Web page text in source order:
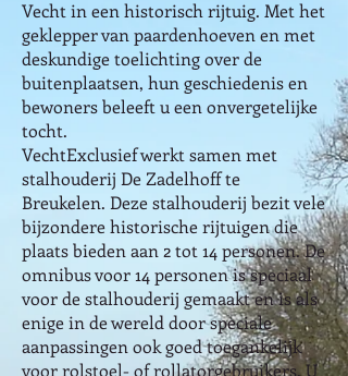
Vecht in een historisch rijtuig. Met het
geklepper van paardenhoeven en met
deskundige toelichting over de
buitenplaatsen, hun geschiedenis en
bewoners beleeft u een onvergetelijke
tocht.
VechtExclusief werkt samen met
stalhouderij De Zadelhoff te
Breukelen. Deze stalhouderij bezit vele
bijzondere historische rijtuigen die
plaats bieden aan 2 tot 14 personen. De
omnibus voor 14 personen is speciaal
voor de stalhouderij gemaakt en is als
enige in de wereld door speciale
aanpassingen ook goed toegankelijk
voor rolstoel- of rollatorgebruikers. U